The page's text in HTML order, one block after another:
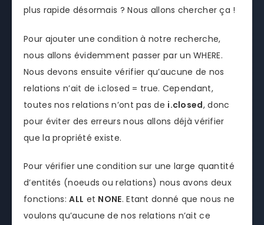
plus rapide désormais ? Nous allons chercher ça !
Pour ajouter une condition à notre recherche,
nous allons évidemment passer par un WHERE.
Nous devons ensuite vérifier qu’aucune de nos
relations n’ait de i.closed = true. Cependant,
toutes nos relations n’ont pas de i.closed, donc
pour éviter des erreurs nous allons déjà vérifier
que la propriété existe.
Pour vérifier une condition sur une large quantité
d’entités (noeuds ou relations) nous avons deux
fonctions:ALL et NONE. Etant donné que nous ne
voulons qu’aucune de nos relations n’ait ce